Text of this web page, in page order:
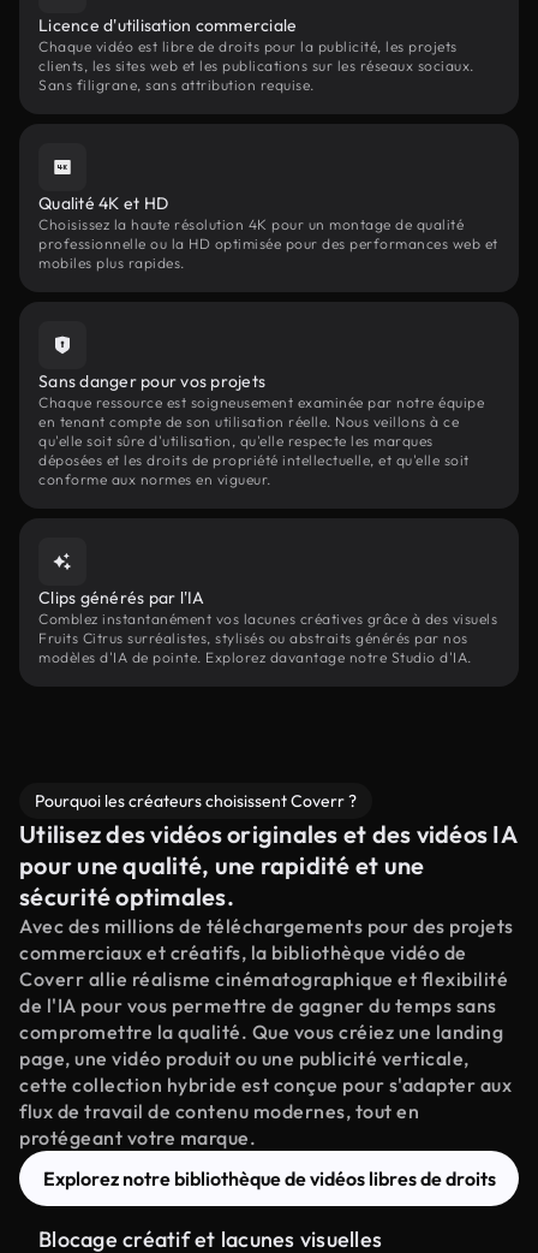
Licence d'utilisation commerciale
Chaque vidéo est libre de droits pour la publicité, les projets
clients, les sites web et les publications sur les réseaux sociaux.
Sans filigrane, sans attribution requise.
Qualité 4K et HD
Choisissez la haute résolution 4K pour un montage de qualité
professionnelle ou la HD optimisée pour des performances web et
mobiles plus rapides.
Sans danger pour vos projets
Chaque ressource est soigneusement examinée par notre équipe
en tenant compte de son utilisation réelle. Nous veillons à ce
qu'elle soit sûre d'utilisation, qu'elle respecte les marques
déposées et les droits de propriété intellectuelle, et qu'elle soit
conforme aux normes en vigueur.
Clips générés par l'IA
Comblez instantanément vos lacunes créatives grâce à des visuels
Fruits Citrus surréalistes, stylisés ou abstraits générés par nos
modèles d'IA de pointe. Explorez davantage notre Studio d'IA.
Pourquoi les créateurs choisissent Coverr ?
Utilisez des vidéos originales et des vidéos IA
pour une qualité, une rapidité et une
sécurité optimales.
Avec des millions de téléchargements pour des projets
commerciaux et créatifs, la bibliothèque vidéo de
Coverr allie réalisme cinématographique et flexibilité
de l'IA pour vous permettre de gagner du temps sans
compromettre la qualité. Que vous créiez une landing
page, une vidéo produit ou une publicité verticale,
cette collection hybride est conçue pour s'adapter aux
flux de travail de contenu modernes, tout en
protégeant votre marque.
Explorez notre bibliothèque de vidéos libres de droits
Blocage créatif et lacunes visuelles